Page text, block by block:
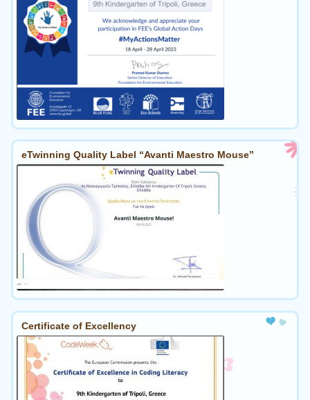
eTwinning Quality Label “Avanti Maestro Mouse”
Certificate of Excellency